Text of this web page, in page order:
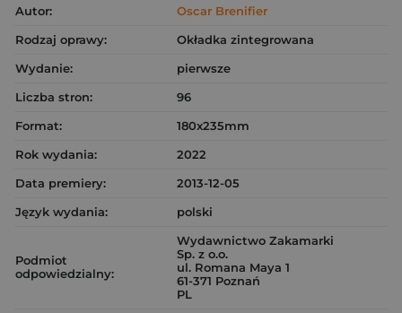
Autor:
Oscar Brenifier
Rodzaj oprawy:
Okładka zintegrowana
Wydanie:
pierwsze
Liczba stron:
96
Format:
180x235mm
Rok wydania:
2022
Data premiery:
2013-12-05
Język wydania:
polski
Podmiot
odpowiedzialny:
Wydawnictwo Zakamarki
Sp. z o.o.
ul. Romana Maya 1
61-371 Poznań
PL